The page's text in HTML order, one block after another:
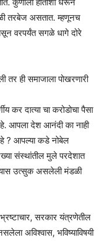
तरबेज असतात. म्हणूनच
वरपर्यंत सगळे धागे दोरे
ही समाजाला पोखरणारी
कर दात्या चा करोडोचा पैसा
आपला देश आनंदी का नाही
? आपल्या कडे नोबेल
संस्थांतील मुले परदेशात
उत्सुक असलेली मंडळी
सरकार यंत्रणेतील
अविश्वास, भविष्याविषयी